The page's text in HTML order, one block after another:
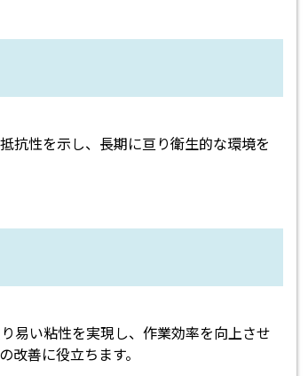
抗性を示し、長期に亘り衛生的な環境を
易い粘性を実現し、作業効率を向上させ
改善に役立ちます。